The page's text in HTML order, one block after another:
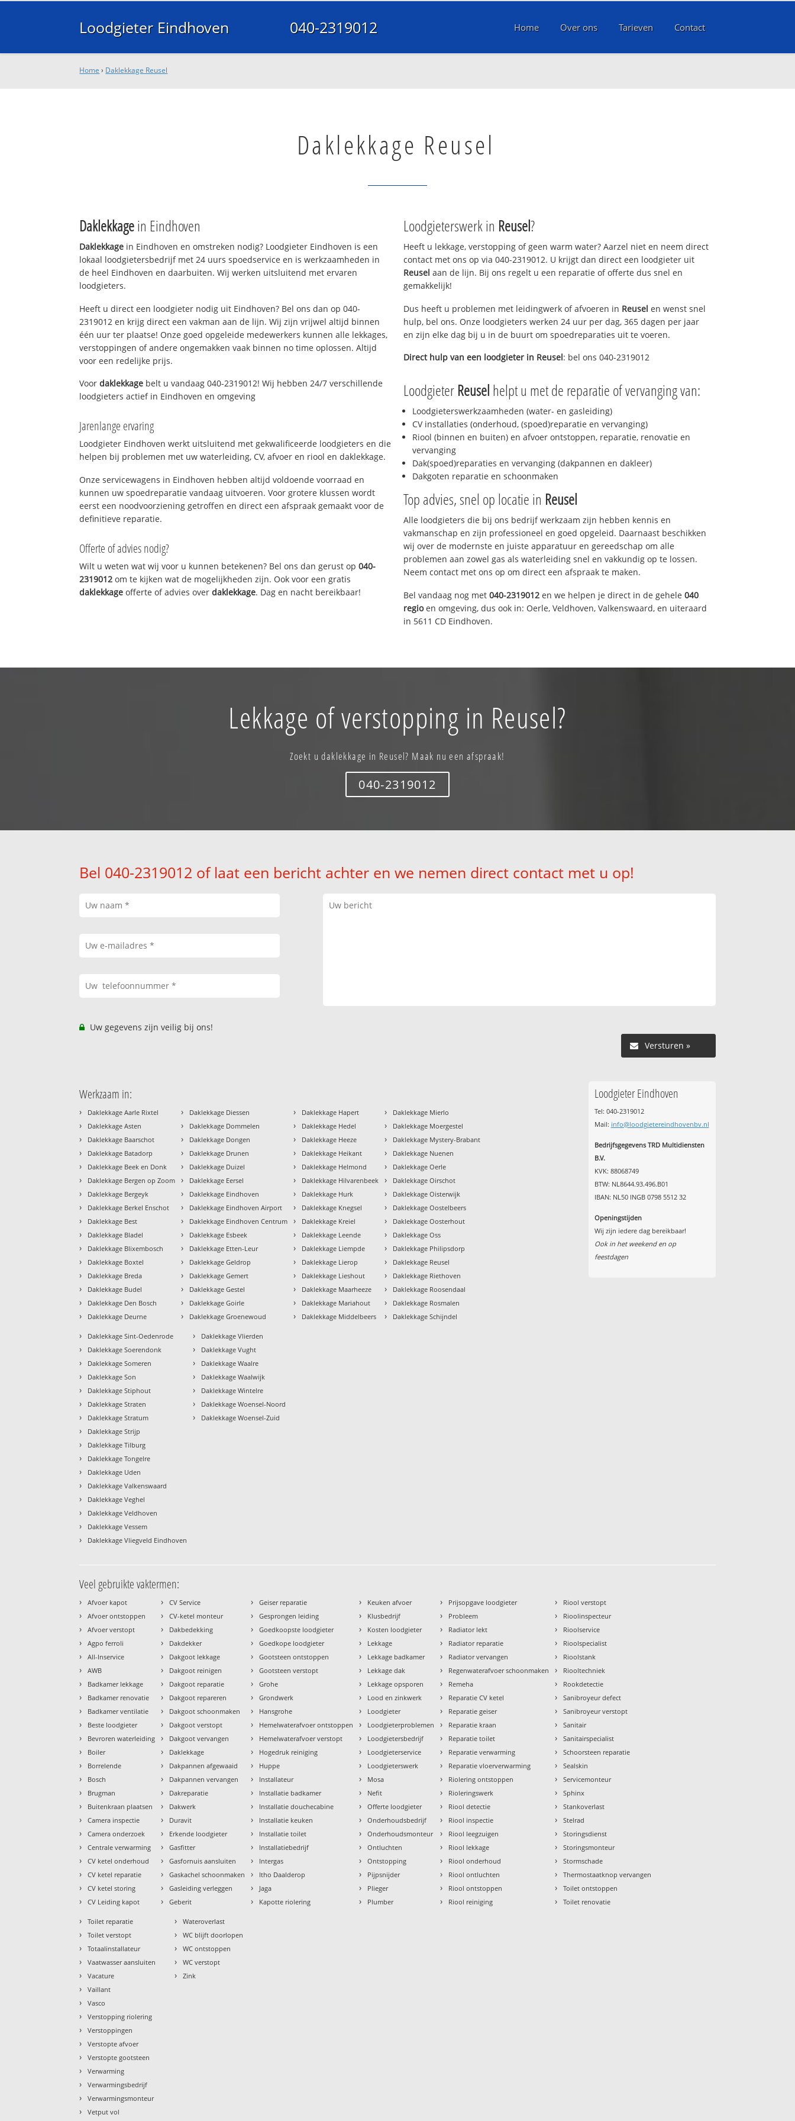
Loodgieter Eindhoven 040-2319012 Home Over ons Tarieven Contact
Home › Daklekkage Reusel
Daklekkage Reusel
Daklekkagein Eindhoven
Daklekkage in Eindhoven en omstreken nodig? Loodgieter Eindhoven is een
lokaal loodgietersbedrijf met 24 uurs spoedservice en is werkzaamheden in
de heel Eindhoven en daarbuiten. Wij werken uitsluitend met ervaren
loodgieters.
Heeft u direct een loodgieter nodig uit Eindhoven? Bel ons dan op 040-
2319012 en krijg direct een vakman aan de lijn. Wij zijn vrijwel altijd binnen
één uur ter plaatse! Onze goed opgeleide medewerkers kunnen alle lekkages,
verstoppingen of andere ongemakken vaak binnen no time oplossen. Altijd
voor een redelijke prijs.
Voordaklekkage belt u vandaag 040-2319012! Wij hebben 24/7 verschillende
loodgieters actief in Eindhoven en omgeving
Jarenlange ervaring
Loodgieter Eindhoven werkt uitsluitend met gekwalificeerde loodgieters en die
helpen bij problemen met uw waterleiding, CV, afvoer en riool en daklekkage.
Onze servicewagens in Eindhoven hebben altijd voldoende voorraad en
kunnen uw spoedreparatie vandaag uitvoeren. Voor grotere klussen wordt
eerst een noodvoorziening getroffen en direct een afspraak gemaakt voor de
definitieve reparatie.
Offerte of advies nodig?
Wilt u weten wat wij voor u kunnen betekenen? Bel ons dan gerust op040-
2319012 om te kijken wat de mogelijkheden zijn. Ook voor een gratis
daklekkage offerte of advies overdaklekkage. Dag en nacht bereikbaar!
Loodgieterswerk in Reusel?
Heeft u lekkage, verstopping of geen warm water? Aarzel niet en neem direct
contact met ons op via 040-2319012. U krijgt dan direct een loodgieter uit
Reusel aan de lijn. Bij ons regelt u een reparatie of offerte dus snel en
gemakkelijk!
Dus heeft u problemen met leidingwerk of afvoeren in Reusel en wenst snel
hulp, bel ons. Onze loodgieters werken 24 uur per dag, 365 dagen per jaar
en zijn elke dag bij u in de buurt om spoedreparaties uit te voeren.
Direct hulp van een loodgieter in Reusel: bel ons 040-2319012
Loodgieter Reusel helpt u met de reparatie of vervanging van:
Loodgieterswerkzaamheden (water- en gasleiding)
CV installaties (onderhoud, (spoed)reparatie en vervanging)
Riool (binnen en buiten) en afvoer ontstoppen, reparatie, renovatie en
vervanging
Dak(spoed)reparaties en vervanging (dakpannen en dakleer)
Dakgoten reparatie en schoonmaken
Top advies, snel op locatie in Reusel
Alle loodgieters die bij ons bedrijf werkzaam zijn hebben kennis en
vakmanschap en zijn professioneel en goed opgeleid. Daarnaast beschikken
wij over de modernste en juiste apparatuur en gereedschap om alle
problemen aan zowel gas als waterleiding snel en vakkundig op te lossen.
Neem contact met ons op om direct een afspraak te maken.
Bel vandaag nog met 040-2319012 en we helpen je direct in de gehele 040
regioen omgeving, dus ook in: Oerle, Veldhoven, Valkenswaard, en uiteraard
in 5611 CD Eindhoven.
Lekkage of verstopping in Reusel?
Zoekt u daklekkage in Reusel? Maak nu een afspraak!
040-2319012
Bel 040-2319012 of laat een bericht achter en we nemen direct contact met u op!
Uw gegevens zijn veilig bij ons!
Versturen »
Werkzaam in:
› Daklekkage Aarle Rixtel
› Daklekkage Asten
› Daklekkage Baarschot
› Daklekkage Batadorp
› Daklekkage Beek en Donk
› Daklekkage Bergen op Zoom
› Daklekkage Bergeyk
› Daklekkage Berkel Enschot
› Daklekkage Best
› Daklekkage Bladel
› Daklekkage Blixembosch
› Daklekkage Boxtel
› Daklekkage Breda
› Daklekkage Budel
› Daklekkage Den Bosch
› Daklekkage Deurne
› Daklekkage Diessen
› Daklekkage Dommelen
› Daklekkage Dongen
› Daklekkage Drunen
› Daklekkage Duizel
› Daklekkage Eersel
› Daklekkage Eindhoven
› Daklekkage Eindhoven Airport
› Daklekkage Eindhoven Centrum
› Daklekkage Esbeek
› Daklekkage Etten-Leur
› Daklekkage Geldrop
› Daklekkage Gemert
› Daklekkage Gestel
› Daklekkage Goirle
› Daklekkage Groenewoud
› Daklekkage Hapert
› Daklekkage Hedel
› Daklekkage Heeze
› Daklekkage Heikant
› Daklekkage Helmond
› Daklekkage Hilvarenbeek
› Daklekkage Hurk
› Daklekkage Knegsel
› Daklekkage Kreiel
› Daklekkage Leende
› Daklekkage Liempde
› Daklekkage Lierop
› Daklekkage Lieshout
› Daklekkage Maarheeze
› Daklekkage Mariahout
› Daklekkage Middelbeers
› Daklekkage Mierlo
› Daklekkage Moergestel
› Daklekkage Mystery-Brabant
› Daklekkage Nuenen
› Daklekkage Oerle
› Daklekkage Oirschot
› Daklekkage Oisterwijk
› Daklekkage Oostelbeers
› Daklekkage Oosterhout
› Daklekkage Oss
› Daklekkage Philipsdorp
› Daklekkage Reusel
› Daklekkage Riethoven
› Daklekkage Roosendaal
› Daklekkage Rosmalen
› Daklekkage Schijndel
› Daklekkage Sint-Oedenrode
› Daklekkage Soerendonk
› Daklekkage Someren
› Daklekkage Son
› Daklekkage Stiphout
› Daklekkage Straten
› Daklekkage Stratum
› Daklekkage Strijp
› Daklekkage Tilburg
› Daklekkage Tongelre
› Daklekkage Uden
› Daklekkage Valkenswaard
› Daklekkage Veghel
› Daklekkage Veldhoven
› Daklekkage Vessem
› Daklekkage Vliegveld Eindhoven
› Daklekkage Vlierden
› Daklekkage Vught
› Daklekkage Waalre
› Daklekkage Waalwijk
› Daklekkage Wintelre
› Daklekkage Woensel-Noord
› Daklekkage Woensel-Zuid
Loodgieter Eindhoven
Tel: 040-2319012
Mail: info@loodgietereindhovenbv.nl
Bedrijfsgegevens TRD Multidiensten
B.V.
KVK: 88068749
BTW: NL8644.93.496.B01
IBAN: NL50 INGB 0798 5512 32
Openingstijden
Wij zijn iedere dag bereikbaar!
Ook in het weekend en op
feestdagen
Veel gebruikte vaktermen:
› Afvoer kapot
› Afvoer ontstoppen
› Afvoer verstopt
› Agpo ferroli
› All-Inservice
› AWB
› Badkamer lekkage
› Badkamer renovatie
› Badkamer ventilatie
› Beste loodgieter
› Bevroren waterleiding
› Boiler
› Borrelende
› Bosch
› Brugman
› Buitenkraan plaatsen
› Camera inspectie
› Camera onderzoek
› Centrale verwarming
› CV ketel onderhoud
› CV ketel reparatie
› CV ketel storing
› CV Leiding kapot
› CV Service
› CV-ketel monteur
› Dakbedekking
› Dakdekker
› Dakgoot lekkage
› Dakgoot reinigen
› Dakgoot reparatie
› Dakgoot repareren
› Dakgoot schoonmaken
› Dakgoot verstopt
› Dakgoot vervangen
› Daklekkage
› Dakpannen afgewaaid
› Dakpannen vervangen
› Dakreparatie
› Dakwerk
› Duravit
› Erkende loodgieter
› Gasfitter
› Gasfornuis aansluiten
› Gaskachel schoonmaken
› Gasleiding verleggen
› Geberit
› Geiser reparatie
› Gesprongen leiding
› Goedkoopste loodgieter
› Goedkope loodgieter
› Gootsteen ontstoppen
› Gootsteen verstopt
› Grohe
› Grondwerk
› Hansgrohe
› Hemelwaterafvoer ontstoppen
› Hemelwaterafvoer verstopt
› Hogedruk reiniging
› Huppe
› Installateur
› Installatie badkamer
› Installatie douchecabine
› Installatie keuken
› Installatie toilet
› Installatiebedrijf
› Intergas
› Itho Daalderop
› Jaga
› Kapotte riolering
› Keuken afvoer
› Klusbedrijf
› Kosten loodgieter
› Lekkage
› Lekkage badkamer
› Lekkage dak
› Lekkage opsporen
› Lood en zinkwerk
› Loodgieter
› Loodgieterproblemen
› Loodgietersbedrijf
› Loodgieterservice
› Loodgieterswerk
› Mosa
› Nefit
› Offerte loodgieter
› Onderhoudsbedrijf
› Onderhoudsmonteur
› Ontluchten
› Ontstopping
› Pijpsnijder
› Plieger
› Plumber
› Prijsopgave loodgieter
› Probleem
› Radiator lekt
› Radiator reparatie
› Radiator vervangen
› Regenwaterafvoer schoonmaken
› Remeha
› Reparatie CV ketel
› Reparatie geiser
› Reparatie kraan
› Reparatie toilet
› Reparatie verwarming
› Reparatie vloerverwarming
› Riolering ontstoppen
› Rioleringswerk
› Riool detectie
› Riool inspectie
› Riool leegzuigen
› Riool lekkage
› Riool onderhoud
› Riool ontluchten
› Riool ontstoppen
› Riool reiniging
› Riool verstopt
› Rioolinspecteur
› Rioolservice
› Rioolspecialist
› Rioolstank
› Riooltechniek
› Rookdetectie
› Sanibroyeur defect
› Sanibroyeur verstopt
› Sanitair
› Sanitairspecialist
› Schoorsteen reparatie
› Sealskin
› Servicemonteur
› Sphinx
› Stankoverlast
› Stelrad
› Storingsdienst
› Storingsmonteur
› Stormschade
› Thermostaatknop vervangen
› Toilet ontstoppen
› Toilet renovatie
› Toilet reparatie
› Toilet verstopt
› Totaalinstallateur
› Vaatwasser aansluiten
› Vacature
› Vaillant
› Vasco
› Verstopping riolering
› Verstoppingen
› Verstopte afvoer
› Verstopte gootsteen
› Verwarming
› Verwarmingsbedrijf
› Verwarmingsmonteur
› Vetput vol
› Wateroverlast
› WC blijft doorlopen
› WC ontstoppen
› WC verstopt
› Zink